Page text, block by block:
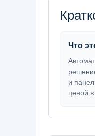
Что
и
ценой в